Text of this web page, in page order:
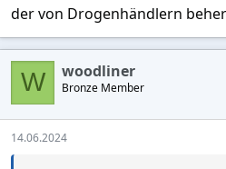
der von Drogenhändlern
W woodliner
Bronze Member
14.06.2024